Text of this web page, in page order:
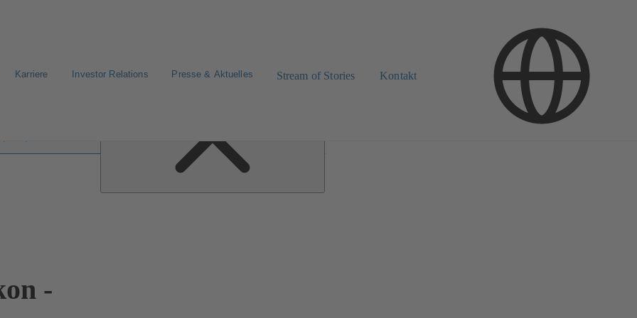
Karriere Investor Relations Presse & Aktuelles Stream of Stories Kontakt
-